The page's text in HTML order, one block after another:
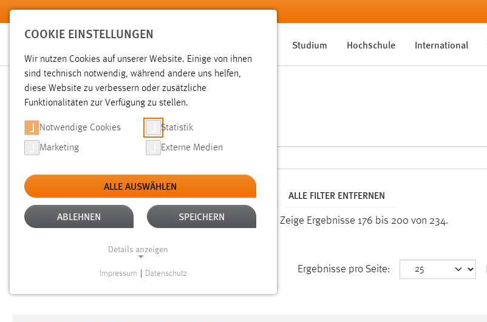
Zum Hauptinhalt springen
Studium Hochschule International
SUCHE
Aktive Filter: TYP: SEITEN ALTER: ÜBER EIN JAHR ALLE FILTER ENTFERNEN
Gesucht nach "Messe". Es wurden 234 Ergebnisse gefunden. Zeige Ergebnisse 176 bis 200 von 234.
Ergebnisse pro Seite:
COOKIE EINSTELLUNGEN
Wir nutzen Cookies auf unserer Website. Einige von ihnen
sind technisch notwendig, während andere uns helfen,
diese Website zu verbessern oder zusätzliche
Funktionalitäten zur Verfügung zu stellen.
Notwendige Cookies Statistik
Marketing Externe Medien
ALLE AUSWÄHLEN
ABLEHNEN SPEICHERN
Details anzeigen
Impressum Datenschutz